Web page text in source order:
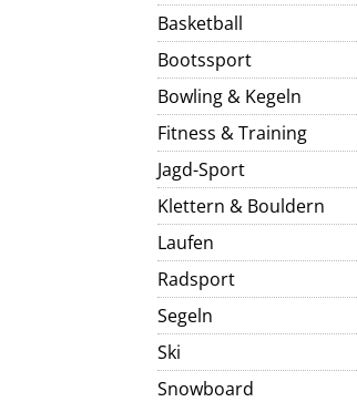
Basketball
Bootssport
Bowling & Kegeln
Fitness & Training
Jagd-Sport
Klettern & Bouldern
Laufen
Radsport
Segeln
Ski
Snowboard